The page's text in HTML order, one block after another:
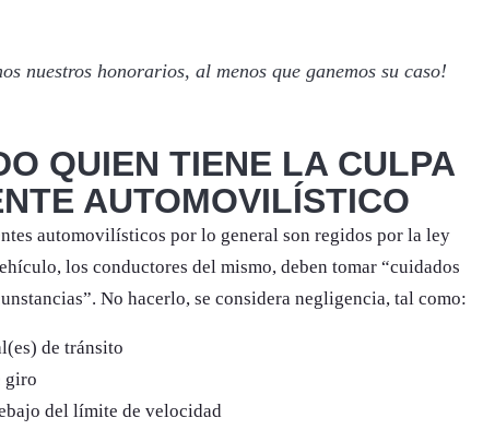
nuestros honorarios, al menos que ganemos su caso!
QUIEN TIENE LA CULPA
AUTOMOVILÍSTICO
automovilísticos por lo general son regidos por la ley
los conductores del mismo, deben tomar “cuidados
No hacerlo, se considera negligencia, tal como:
de tránsito
giro
del límite de velocidad